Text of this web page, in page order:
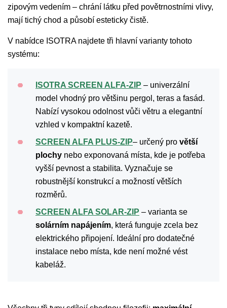
zipovým vedením – chrání látku před povětrnostními vlivy,
mají tichý chod a působí esteticky čistě.
V nabídce ISOTRA najdete tři hlavní varianty tohoto
systému:
ISOTRA SCREEN ALFA-ZIP – univerzální
model vhodný pro většinu pergol, teras a fasád.
Nabízí vysokou odolnost vůči větru a elegantní
vzhled v kompaktní kazetě.
SCREEN ALFA PLUS-ZIP– určený pro větší
plochy nebo exponovaná místa, kde je potřeba
vyšší pevnost a stabilita. Vyznačuje se
robustnější konstrukcí a možností větších
rozměrů.
SCREEN ALFA SOLAR-ZIP – varianta se
solárním napájením, která funguje zcela bez
elektrického připojení. Ideální pro dodatečné
instalace nebo místa, kde není možné vést
kabeláž.